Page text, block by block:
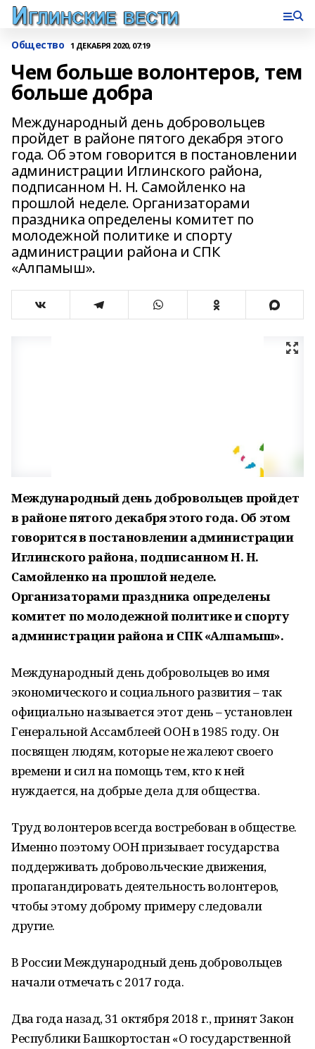
Общество 1 ДЕКАБРЯ 2020, 07:19
Чем больше волонтеров, тем
больше добра
Международный день добровольцев
пройдет в районе пятого декабря этого
года. Об этом говорится в постановлении
администрации Иглинского района,
подписанном Н. Н. Самойленко на
прошлой неделе. Организаторами
праздника определены комитет по
молодежной политике и спорту
администрации района и СПК
«Алпамыш».
Международный день добровольцев пройдет
в районепятого декабря этого года. Об этом
говорится в постановлении администрации
Иглинского района, подписанномН. Н.
Самойленко на прошлой неделе.
Организаторами праздника определены
комитет по молодежной политике и спорту
администрации района и СПК «Алпамыш».
Международный день добровольцев во имя
экономического и социального развития – так
официально называется этот день – установлен
Генеральной Ассамблеей ООН в 1985 году. Он
посвящен людям, которые не жалеют своего
времени и сил на помощь тем, кто к ней
нуждается, на добрые дела для общества.
Труд волонтеров всегда востребован в обществе.
Именно поэтому ООН призывает государства
поддерживать добровольческие движения,
пропагандировать деятельность волонтеров,
чтобы этому доброму примеру следовали
другие.
В России Международный день добровольцев
начали отмечать с 2017 года.
Два года назад, 31 октября 2018 г., принят Закон
Республики Башкортостан «О государственной